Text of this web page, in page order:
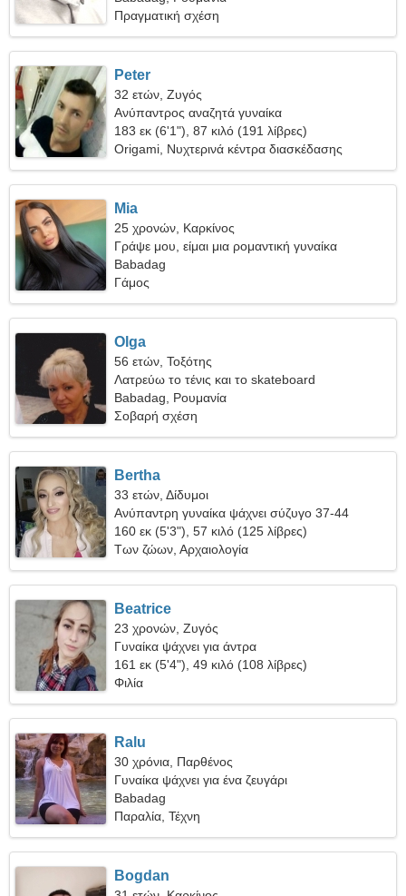
Πραγματική σχέση
Peter
32 ετών, Ζυγός
Ανύπαντρος αναζητά γυναίκα
183 εκ (6'1"), 87 κιλό (191 λίβρες)
Origami, Νυχτερινά κέντρα διασκέδασης
Mia
25 χρονών, Καρκίνος
Γράψε μου, είμαι μια ρομαντική γυναίκα
Babadag
Γάμος
Olga
56 ετών, Τοξότης
Λατρεύω το τένις και το skateboard
Babadag, Ρουμανία
Σοβαρή σχέση
Bertha
33 ετών, Δίδυμοι
Ανύπαντρη γυναίκα ψάχνει σύζυγο 37-44
160 εκ (5'3"), 57 κιλό (125 λίβρες)
Των ζώων, Αρχαιολογία
Beatrice
23 χρονών, Ζυγός
Γυναίκα ψάχνει για άντρα
161 εκ (5'4"), 49 κιλό (108 λίβρες)
Φιλία
Ralu
30 χρόνια, Παρθένος
Γυναίκα ψάχνει για ένα ζευγάρι
Babadag
Παραλία, Τέχνη
Bogdan